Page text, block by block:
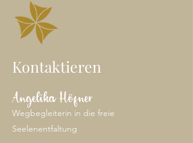
Kontaktieren
Angelika Höfner
Wegbegleiterin in die freie
Seelenentfaltung